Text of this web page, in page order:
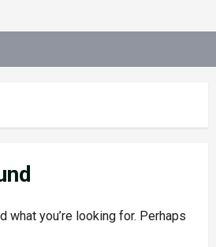
what you’re looking for. Perhaps